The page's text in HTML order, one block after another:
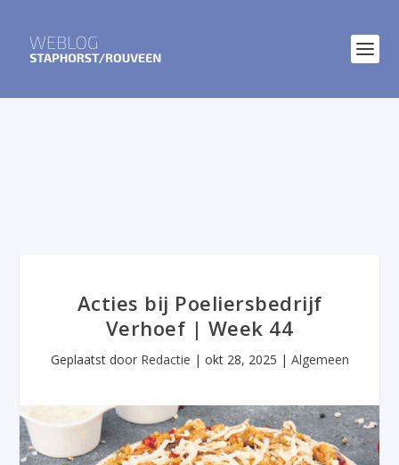
Acties bij Poeliersbedrijf
Verhoef | Week 44
Geplaatst door Redactie | okt 28, 2025 | Algemeen